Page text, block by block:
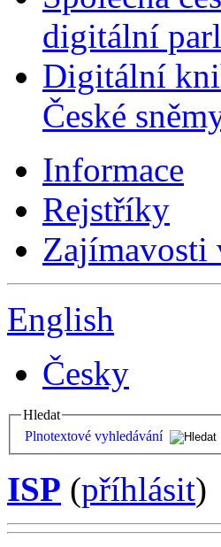
digitální
Digitální
České
Informace
Rejstříky
Zajímavosti
English
Česky
Hledat
Plnotextové vyhledávání
ISP (příhlásit)